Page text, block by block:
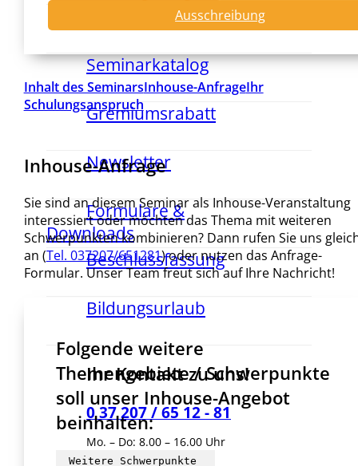
Seminarkatalog
Gremiumsrabatt
Newsletter
Formulare &
Downloads
Beschlussfassung
Bildungsurlaub
Ihr Kontakt zu uns!
0 37 207 / 65 12 - 81
Mo. – Do: 8.00 – 16.00 Uhr
Fr.: 08.00 – 15.00 Uhr
Ausschreibung
Inhalt des SeminarsInhouse-AnfrageIhr
Schulungsanspruch
Inhouse-Anfrage
Sie sind an diesem Seminar als Inhouse-Veranstaltung
interessiert oder möchten das Thema mit weiteren
Schwerpunkten kombinieren? Dann rufen Sie uns
an (Tel. 037207/651281) oder nutzen das Anfrage-
Formular. Unser Team freut sich auf Ihre Nachricht!
Folgende weitere
Themengebiete / Schwerpunkte
soll unser Inhouse-Angebot
beinhalten: